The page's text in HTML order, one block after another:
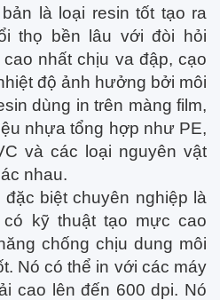
là loại resin tốt tạo ra
thọ bền lâu với đòi hỏi
nhất chịu va đập, cạo
độ ảnh hưởng bởi môi
dùng in trên màng film,
nhựa tổng hợp như PE,
và các loại nguyên vật
nhau.
biệt chuyên nghiệp là
kỹ thuật tạo mực cao
chống chịu dung môi
Nó có thể in với các máy
cao lên đến 600 dpi. Nó